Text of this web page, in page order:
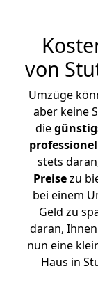
von
Umzüge
aber keine
die
stets
Preisezu
bei einem
Geld zu
daran,
nun eine
Haus in